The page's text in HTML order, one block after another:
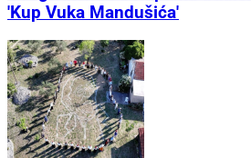
'Kup Vuka Mandušića'